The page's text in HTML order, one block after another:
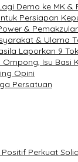
Demo ke MK &
Persiapan
&
& Ulama
Laporkan 9
Isu Basi
Opini
Persatuan
Perkuat